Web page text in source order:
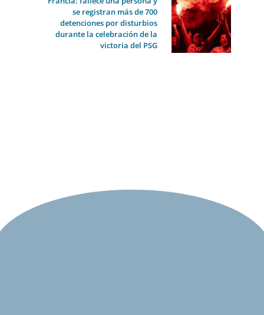
se registran más de 700
detenciones por disturbios
durante la celebración de la
victoria del PSG